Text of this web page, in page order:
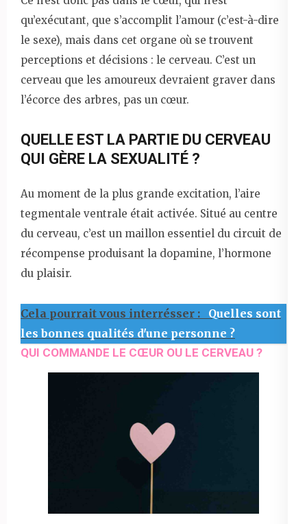
qu’exécutant, que s’accomplit l’amour (c’est-à-dire
le sexe), mais dans cet organe où se trouvent
perceptions et décisions : le cerveau. C’est un
cerveau que les amoureux devraient graver dans
l’écorce des arbres, pas un cœur.
QUELLE EST LA PARTIE DU CERVEAU
QUI GÈRE LA SEXUALITÉ ?
Au moment de la plus grande excitation, l’aire
tegmentale ventrale était activée. Situé au centre
du cerveau, c’est un maillon essentiel du circuit de
récompense produisant la dopamine, l’hormone
du plaisir.
Cela pourrait vous interrésser :
Quelles sont
les bonnes qualités d'une personne ?
QUI COMMANDE LE CŒUR OU LE CERVEAU ?